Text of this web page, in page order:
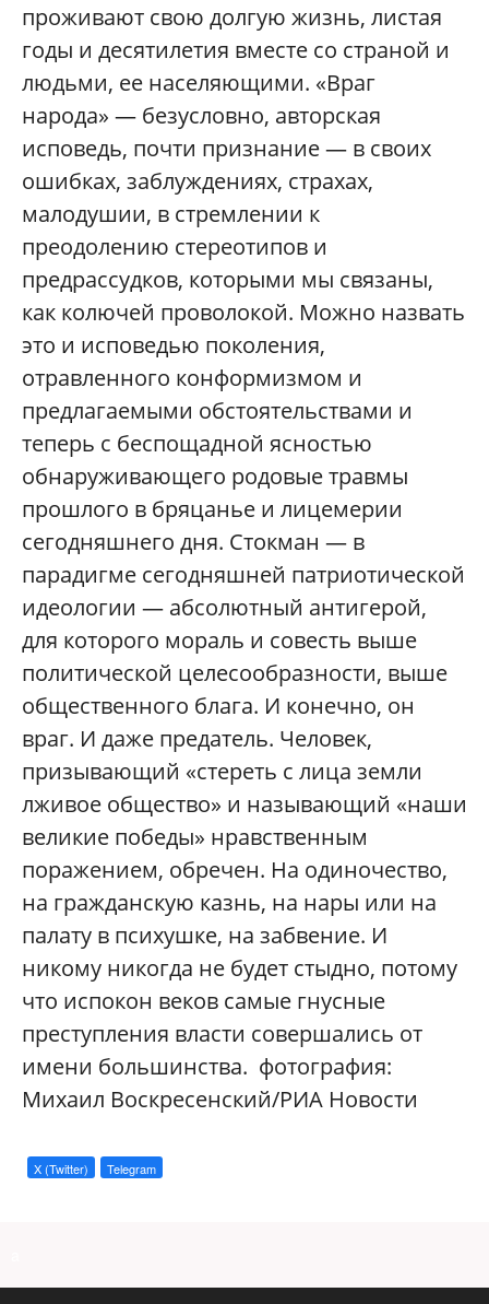
проживают свою долгую жизнь, листая
годы и десятилетия вместе со страной и
людьми, ее населяющими. «Враг
народа» — безусловно, авторская
исповедь, почти признание — в своих
ошибках, заблуждениях, страхах,
малодушии, в стремлении к
преодолению стереотипов и
предрассудков, которыми мы связаны,
как колючей проволокой. Можно назвать
это и исповедью поколения,
отравленного конформизмом и
предлагаемыми обстоятельствами и
теперь с беспощадной ясностью
обнаруживающего родовые травмы
прошлого в бряцанье и лицемерии
сегодняшнего дня. Стокман — в
парадигме сегодняшней патриотической
идеологии — абсолютный антигерой,
для которого мораль и совесть выше
политической целесообразности, выше
общественного блага. И конечно, он
враг. И даже предатель. Человек,
призывающий «стереть с лица земли
лживое общество» и называющий «наши
великие победы» нравственным
поражением, обречен. На одиночество,
на гражданскую казнь, на нары или на
палату в психушке, на забвение. И
никому никогда не будет стыдно, потому
что испокон веков самые гнусные
преступления власти совершались от
имени большинства. фотография:
Михаил Воскресенский/РИА Новости
X (Twitter) Telegram